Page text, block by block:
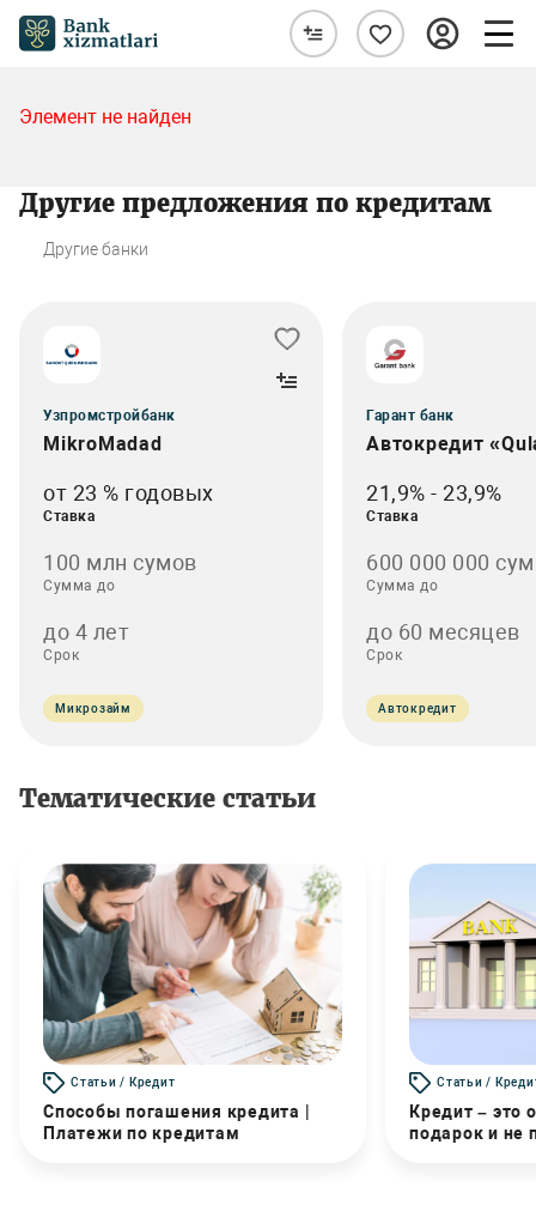
Элемент не найден
Другие предложения по кредитам
Другие банки
Узпромстройбанк
MikroMadad
от 23 % годовых
Ставка
100 млн сумов
Сумма до
до 4 лет
Срок
Микрозайм
Гарант банк
Автокредит
21,9% - 23,9%
Ставка
600 000 000 сум
Сумма до
до 60 месяцев
Срок
Автокредит
Тематические статьи
Статьи / Кредит
Способы погашения кредита |
Платежи по кредитам
Статьи /
Кредит – это
подарок и не